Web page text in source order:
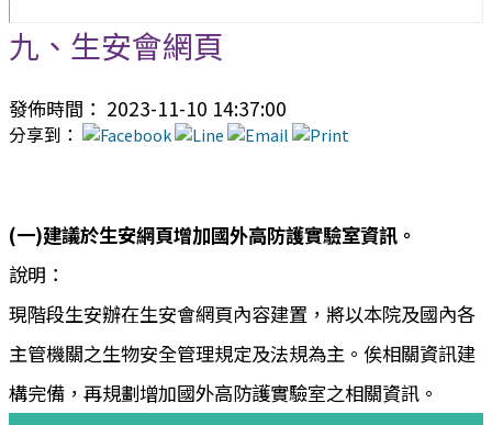
九、生安會網頁
發佈時間： 2023-11-10 14:37:00
分享到：
(一)建議於生安網頁增加國外高防護實驗室資訊。
說明：
現階段生安辦在生安會網頁內容建置，將以本院及國內各
主管機關之生物安全管理規定及法規為主。俟相關資訊建
構完備，再規劃增加國外高防護實驗室之相關資訊。